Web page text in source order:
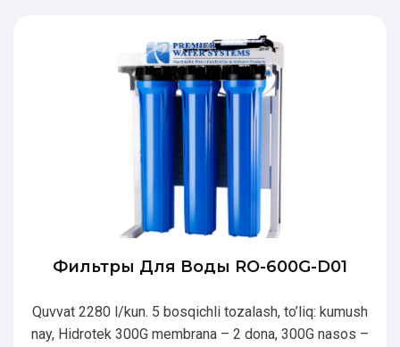
Фильтры Для Воды RO-600G-D01
Quvvat 2280 l/kun. 5 bosqichli tozalash, to’liq: kumush
nay, Hidrotek 300G membrana – 2 dona, 300G nasos –